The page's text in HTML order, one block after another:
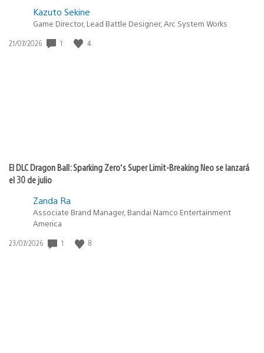
Kazuto Sekine
Game Director, Lead Battle Designer, Arc System Works
Fecha
21/07/2026 1 4
El DLC Dragon Ball: Sparking Zero’s Super Limit-Breaking Neo se lanzará
el 30 de julio
Zanda Ra
Associate Brand Manager, Bandai Namco Entertainment
America
Fecha
23/07/2026 1 8